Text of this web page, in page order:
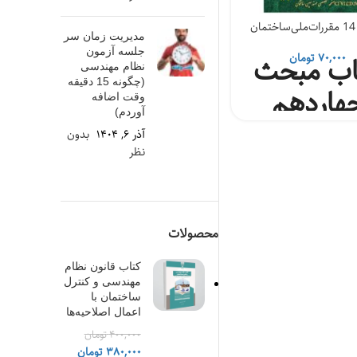
۷۰,۰۰۰تومان
مبحث
مبحث 17 مقررات‌ملی‌ساختمان
۹۰,۰۰۰ تومان
کتاب مبحث
هفدهم
مقررات ملی
ساختمان (لوله
کشی گاز
نویسنده/
مترجم
دفتر مقررات ملی
ساختماننشر
توسعه ایران
مقررات ملی
مدیریت زمان سر
جلسه آزمون
نظام مهندسی
(چگونه 15 دقیقه
وقت اضافه
آوردم)
آذر ۶, ۱۴۰۴
بدون
نظر
محصولات
کتاب قانون نظام
مهندسی و کنترل
ساختمان با
اعمال اصلاحیه‌ها
۴۰۰,۰۰۰تومان
قیمت
۳۸۰,۰۰۰تومانقیمت